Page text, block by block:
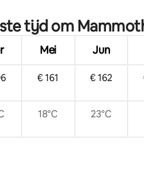
tijd om
Mei Jun
€ 161 € 162
18°C 23°C